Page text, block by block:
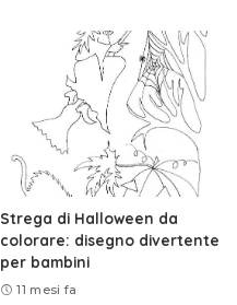
Strega di Halloween da
colorare: disegno divertente
per bambini
11 mesi fa